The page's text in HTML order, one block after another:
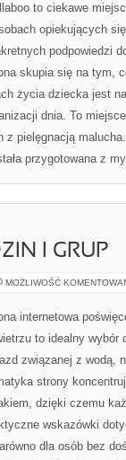
to ciekawe
opiekujących
podpowiedzi
skupia się na tym,
życia dziecka jest
dnia. To
pielęgnacją
przygotowana z
I GRUP
MOŻLIWOŚĆ
internetowa
to idealny wybór
związanej z wodą,
strony
dzięki czemu
wskazówki
dla osób bez